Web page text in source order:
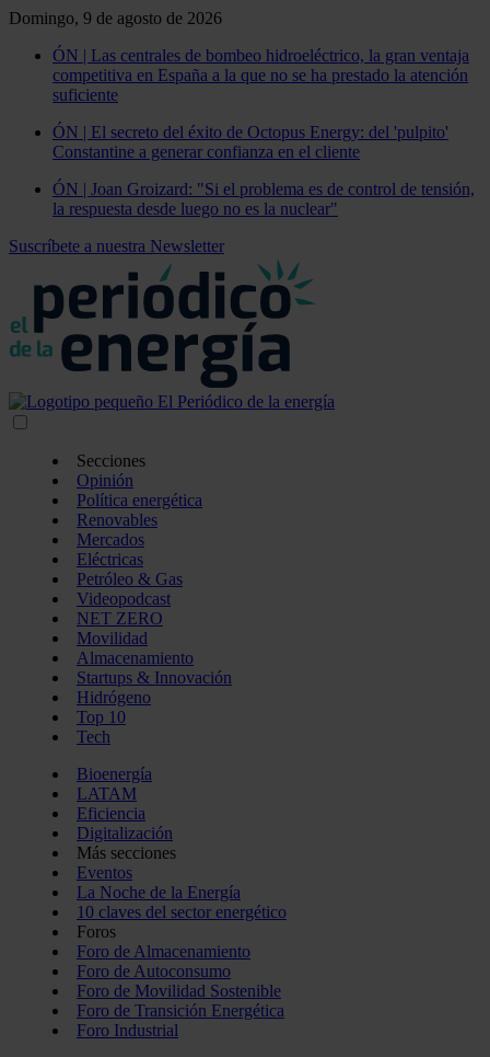
Domingo, 9 de agosto de 2026
ÓN | Las centrales de bombeo hidroeléctrico, la gran ventaja
competitiva en España a la que no se ha prestado la atención
suficiente
ÓN | El secreto del éxito de Octopus Energy: del 'pulpito'
Constantine a generar confianza en el cliente
ÓN | Joan Groizard: "Si el problema es de control de tensión,
la respuesta desde luego no es la nuclear"
Suscríbete a nuestra Newsletter
Secciones
Opinión
Política energética
Renovables
Mercados
Eléctricas
Petróleo & Gas
Videopodcast
NET ZERO
Movilidad
Almacenamiento
Startups & Innovación
Hidrógeno
Top 10
Tech
Bioenergía
LATAM
Eficiencia
Digitalización
Más secciones
Eventos
La Noche de la Energía
10 claves del sector energético
Foros
Foro de Almacenamiento
Foro de Autoconsumo
Foro de Movilidad Sostenible
Foro de Transición Energética
Foro Industrial